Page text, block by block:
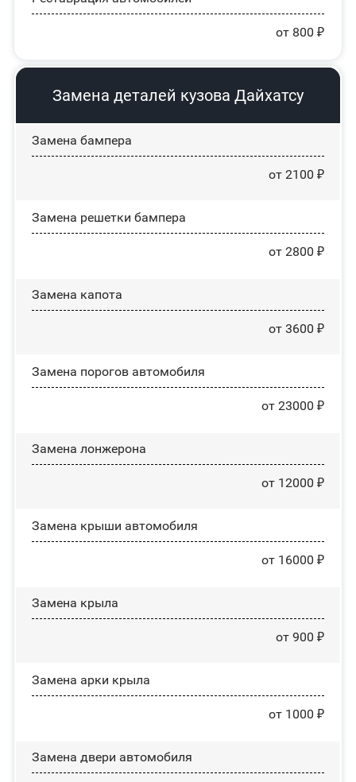
от 800 ₽
Замена деталей кузова Дайхатсу
Замена бампера
от 2100 ₽
Замена решетки бампера
от 2800 ₽
Замена капота
от 3600 ₽
Замена порогов автомобиля
от 23000 ₽
Замена лонжерона
от 12000 ₽
Замена крыши автомобиля
от 16000 ₽
Замена крыла
от 900 ₽
Замена арки крыла
от 1000 ₽
Замена двери автомобиля